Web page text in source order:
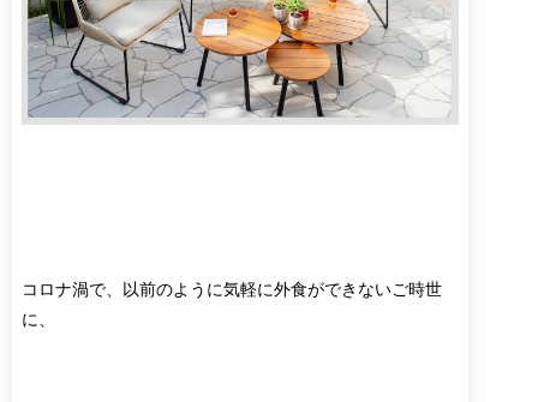
コロナ渦で、以前のように気軽に外食ができないご時世
に、